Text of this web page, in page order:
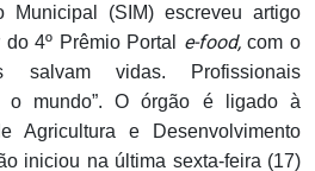
Municipal (SIM) escreveu artigo
4º Prêmio Portal e-food,com o
salvam vidas. Profissionais
o mundo”. O órgão é ligado à
Agricultura e Desenvolvimento
iniciou na última sexta-feira (17)